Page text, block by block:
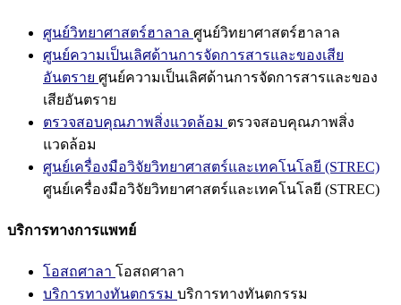
ศูนย์วิทยาศาสตร์ฮาลาล ศูนย์วิทยาศาสตร์ฮาลาล
ศูนย์ความเป็นเลิศด้านการจัดการสารและของเสีย
อันตราย ศูนย์ความเป็นเลิศด้านการจัดการสารและของ
เสียอันตราย
ตรวจสอบคุณภาพสิ่งแวดล้อม ตรวจสอบคุณภาพสิ่ง
แวดล้อม
ศูนย์เครื่องมือวิจัยวิทยาศาสตร์และเทคโนโลยี (STREC)
ศูนย์เครื่องมือวิจัยวิทยาศาสตร์และเทคโนโลยี (STREC)
บริการทางการแพทย์
โอสถศาลา โอสถศาลา
บริการทางทันตกรรม บริการทางทันตกรรม